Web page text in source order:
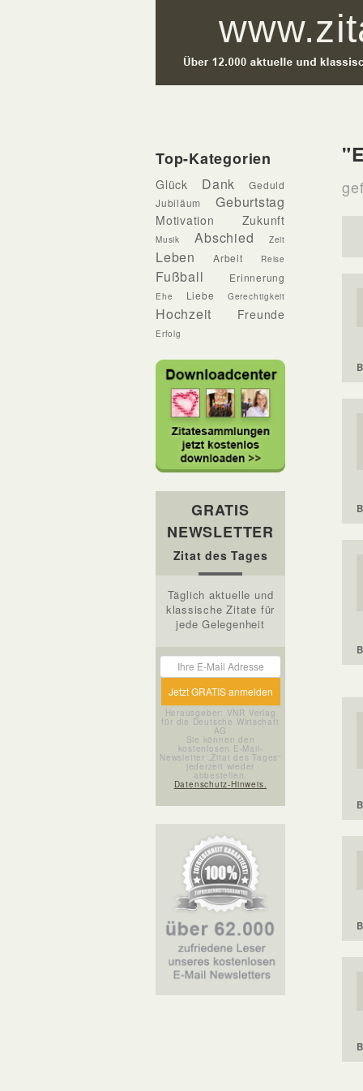
Top-Kategorien
Glück Dank
Geduld
Jubiläum
Geburtstag
Motivation Zukunft
Musik Abschied Zeit
Leben Arbeit Reise
Fußball Erinnerung
Ehe Liebe Gerechtigkeit
Hochzeit Freunde
Erfolg
GRATIS
NEWSLETTER
Zitat des Tages
Täglich aktuelle und
klassische Zitate für
jede Gelegenheit
Herausgeber: VNR Verlag
für die Deutsche Wirtschaft
AG
Sie können den
kostenlosen E-Mail-
Newsletter „Zitat des Tages“
jederzeit wieder
abbestellen.
Datenschutz-Hinweis.